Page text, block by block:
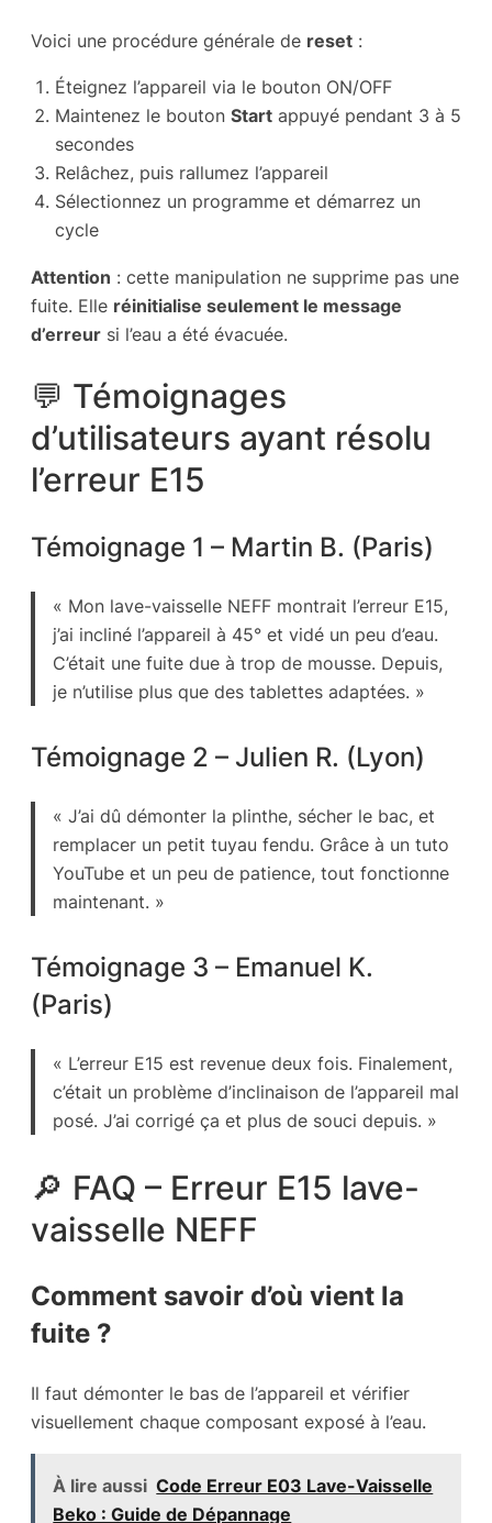
Voici une procédure générale de reset :
Éteignez l’appareil via le bouton ON/OFF
Maintenez le bouton Start appuyé pendant 3 à 5
secondes
Relâchez, puis rallumez l’appareil
Sélectionnez un programme et démarrez un
cycle
Attention : cette manipulation ne supprime pas une
fuite. Elle réinitialise seulement le message
d’erreur si l’eau a été évacuée.
💬 Témoignages
d’utilisateurs ayant résolu
l’erreur E15
Témoignage 1 – Martin B. (Paris)
« Mon lave-vaisselle NEFF montrait l’erreur E15,
j’ai incliné l’appareil à 45° et vidé un peu d’eau.
C’était une fuite due à trop de mousse. Depuis,
je n’utilise plus que des tablettes adaptées. »
Témoignage 2 – Julien R. (Lyon)
« J’ai dû démonter la plinthe, sécher le bac, et
remplacer un petit tuyau fendu. Grâce à un tuto
YouTube et un peu de patience, tout fonctionne
maintenant. »
Témoignage 3 – Emanuel K.
(Paris)
« L’erreur E15 est revenue deux fois. Finalement,
c’était un problème d’inclinaison de l’appareil mal
posé. J’ai corrigé ça et plus de souci depuis. »
🔎 FAQ – Erreur E15 lave-
vaisselle NEFF
Comment savoir d’où vient la
fuite ?
Il faut démonter le bas de l’appareil et vérifier
visuellement chaque composant exposé à l’eau.
À lire aussi Code Erreur E03 Lave-Vaisselle
Beko : Guide de Dépannage